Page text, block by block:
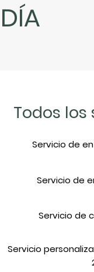
Todos
Servicio de
Servicio de
Servicio de
Servicio